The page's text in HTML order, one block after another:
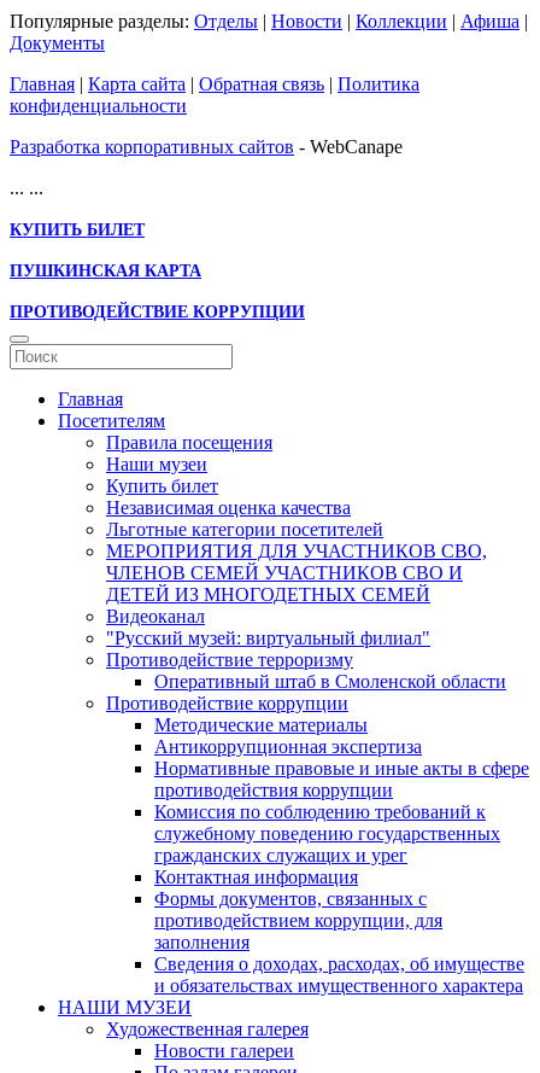
Популярные разделы: Отделы | Новости | Коллекции | Афиша |
Документы
Главная | Карта сайта | Обратная связь | Политика
конфиденциальности
Разработка корпоративных сайтов - WebCanape
... ...
КУПИТЬ БИЛЕТ
ПУШКИНСКАЯ КАРТА
ПРОТИВОДЕЙСТВИЕ КОРРУПЦИИ
Главная
Посетителям
Правила посещения
Наши музеи
Купить билет
Независимая оценка качества
Льготные категории посетителей
МЕРОПРИЯТИЯ ДЛЯ УЧАСТНИКОВ СВО,
ЧЛЕНОВ СЕМЕЙ УЧАСТНИКОВ СВО И
ДЕТЕЙ ИЗ МНОГОДЕТНЫХ СЕМЕЙ
Видеоканал
"Русский музей: виртуальный филиал"
Противодействие терроризму
Оперативный штаб в Смоленской области
Противодействие коррупции
Методические материалы
Антикоррупционная экспертиза
Нормативные правовые и иные акты в сфере
противодействия коррупции
Комиссия по соблюдению требований к
служебному поведению государственных
гражданских служащих и урег
Контактная информация
Формы документов, связанных с
противодействием коррупции, для
заполнения
Сведения о доходах, расходах, об имуществе
и обязательствах имущественного характера
НАШИ МУЗЕИ
Художественная галерея
Новости галереи